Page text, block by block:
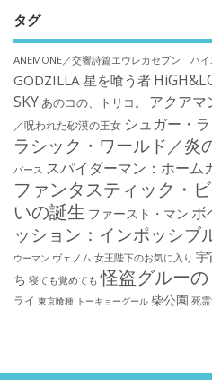
タグ
ANEMONE／交響詩篇エウレカセブン ハイ
GODZILLA 星を喰う者
SKYあのコの、トリコ。 アクアマ
／呪われた砂漠の王女 シュガー・
ラシック・ワールド／炎
バース スパイダーマン：ホーム
ファンタスティック・
いの誕生 ファースト・マン ボ
ッション：インポッシブ
ウーマン ヴェノム 女王陛下のお気に入り 宇
ち 寝ても覚めても 怪盗グルー
ライ 東京喰種 トーキョーグール 柴公園 死